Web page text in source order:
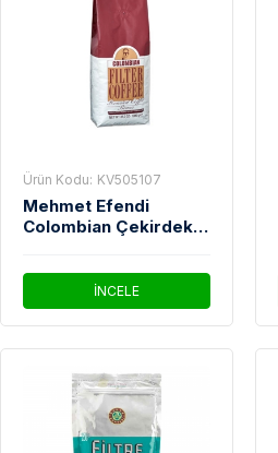
Ürün Kodu: KV505107
Mehmet Efendi
Colombian Çekirdek
İNCELE